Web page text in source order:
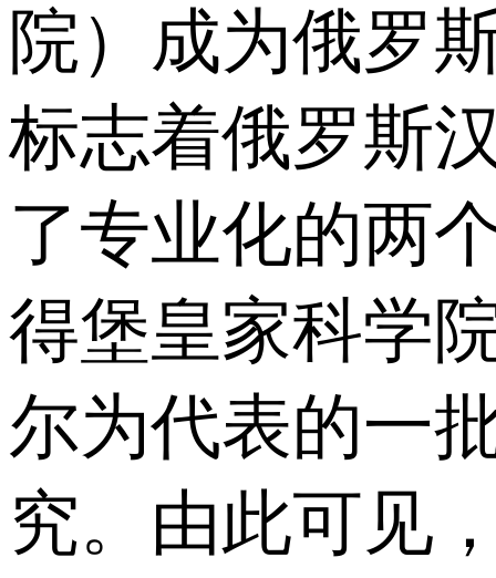
院）成为俄罗
标志着俄罗斯
了专业化的两
得堡皇家科学
尔为代表的一
究。由此可见